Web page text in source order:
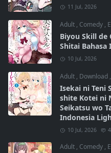
11 Jul, 2026
Adult , Comedy ,
Biyou Skill de
Shitai
10 Jul, 2026
Adult , Download ,
Isekai ni Teni
shite Kotei ni
Seikatsu wo
Indonesia
10 Jul, 2026 4
Adult , Comedy ,